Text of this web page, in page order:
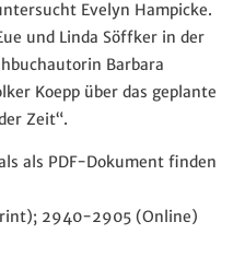
Evelyn Hampicke.
und Linda Söffker in der
Barbara
Koepp über das geplante
Zeit“.
als PDF-Dokument finden
2940-2905 (Online)